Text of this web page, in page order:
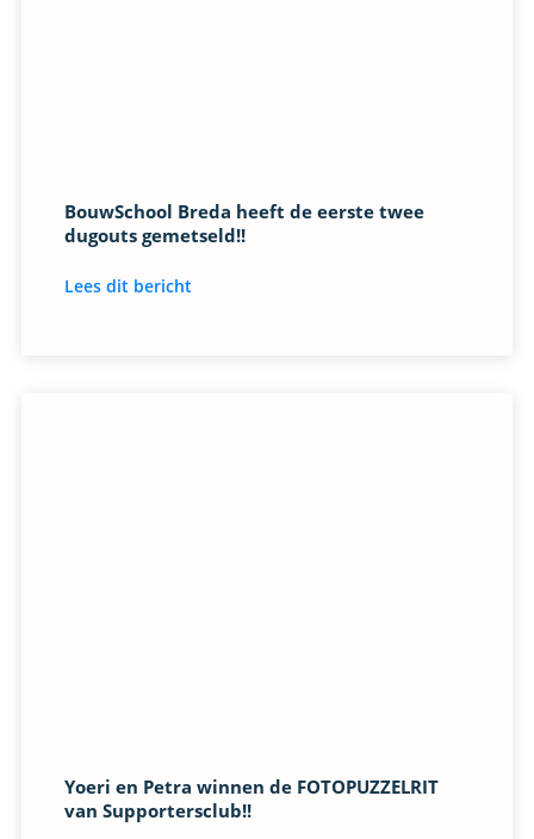
BouwSchool Breda heeft de eerste twee
dugouts gemetseld!!
Lees dit bericht
Yoeri en Petra winnen de FOTOPUZZELRIT
van Supportersclub!!